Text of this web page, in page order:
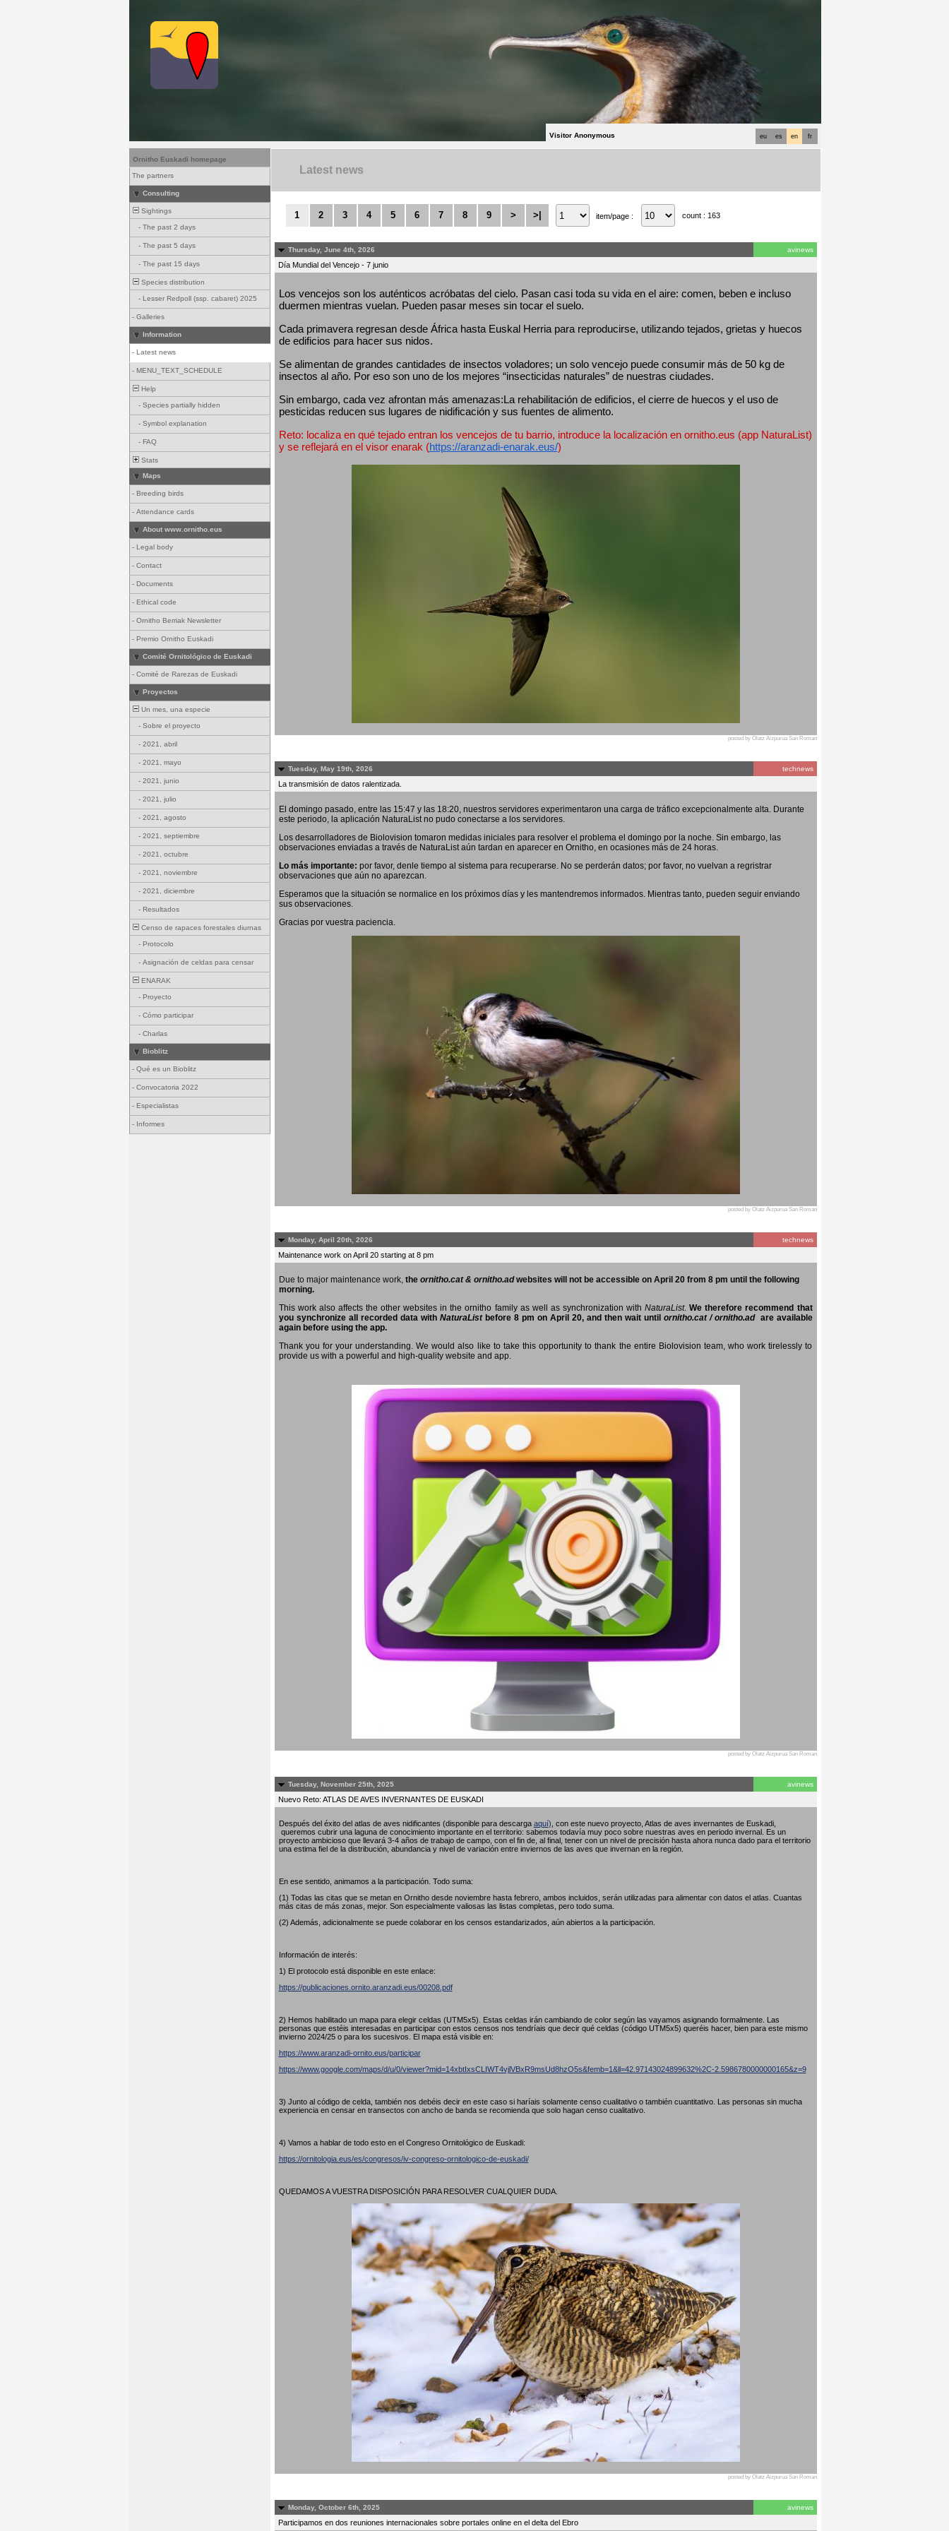
fr
en
es
eu
Visitor Anonymous
Ornitho Euskadi homepage
The partners
Consulting
Sightings
- The past 2 days
- The past 5 days
- The past 15 days
Species distribution
- Lesser Redpoll (ssp. cabaret) 2025
- Galleries
Information
- Latest news
- MENU_TEXT_SCHEDULE
Help
- Species partially hidden
- Symbol explanation
- FAQ
Stats
Maps
- Breeding birds
- Attendance cards
About www.ornitho.eus
- Legal body
- Contact
- Documents
- Ethical code
- Ornitho Berriak Newsletter
- Premio Ornitho Euskadi
Comité Ornitológico de Euskadi
- Comité de Rarezas de Euskadi
Proyectos
Un mes, una especie
- Sobre el proyecto
- 2021, abril
- 2021, mayo
- 2021, junio
- 2021, julio
- 2021, agosto
- 2021, septiembre
- 2021, octubre
- 2021, noviembre
- 2021, diciembre
- Resultados
Censo de rapaces forestales diurnas
- Protocolo
- Asignación de celdas para censar
ENARAK
- Proyecto
- Cómo participar
- Charlas
Bioblitz
- Qué es un Bioblitz
- Convocatoria 2022
- Especialistas
- Informes
Latest news
1 2 3 4 5 6 7 8 9 > >| item/page : count : 163
Thursday, June 4th, 2026 avinews
Día Mundial del Vencejo - 7 junio
Los vencejos son los auténticos acróbatas del cielo. Pasan casi toda su vida en el aire: comen, beben e incluso
duermen mientras vuelan. Pueden pasar meses sin tocar el suelo.
Cada primavera regresan desde África hasta Euskal Herria para reproducirse, utilizando tejados, grietas y huecos
de edificios para hacer sus nidos.
Se alimentan de grandes cantidades de insectos voladores; un solo vencejo puede consumir más de 50 kg de
insectos al año. Por eso son uno de los mejores “insecticidas naturales” de nuestras ciudades.
Sin embargo, cada vez afrontan más amenazas:La rehabilitación de edificios, el cierre de huecos y el uso de
pesticidas reducen sus lugares de nidificación y sus fuentes de alimento.
Reto: localiza en qué tejado entran los vencejos de tu barrio, introduce la localización en ornitho.eus (app NaturaList)
y se reflejará en el visor enarak (https://aranzadi-enarak.eus/)
posted by Olatz Aizpurua San Roman
Tuesday, May 19th, 2026 technews
La transmisión de datos ralentizada.
El domingo pasado, entre las 15:47 y las 18:20, nuestros servidores experimentaron una carga de tráfico excepcionalmente alta. Durante
este periodo, la aplicación NaturaList no pudo conectarse a los servidores.
Los desarrolladores de Biolovision tomaron medidas iniciales para resolver el problema el domingo por la noche. Sin embargo, las
observaciones enviadas a través de NaturaList aún tardan en aparecer en Ornitho, en ocasiones más de 24 horas.
Lo más importante: por favor, denle tiempo al sistema para recuperarse. No se perderán datos; por favor, no vuelvan a regristrar
observaciones que aún no aparezcan.
Esperamos que la situación se normalice en los próximos días y les mantendremos informados. Mientras tanto, pueden seguir enviando
sus observaciones.
Gracias por vuestra paciencia.
posted by Olatz Aizpurua San Roman
Monday, April 20th, 2026 technews
Maintenance work on April 20 starting at 8 pm
Due to major maintenance work, the ornitho.cat & ornitho.adwebsites will not be accessible on April 20 from 8 pm until the following
morning.
This work also affects the other websites in the ornitho family as well as synchronization withNaturaList.We therefore recommend that
you synchronize all recorded data with NaturaList before 8 pm on April 20, and then wait until ornitho.cat / ornitho.ad are available
again before using the app.
Thank you for your understanding. We would also like to take this opportunity to thank the entire Biolovision team, who work tirelessly to
provide us with a powerful and high-quality website and app.
posted by Olatz Aizpurua San Roman
Tuesday, November 25th, 2025 avinews
Nuevo Reto: ATLAS DE AVES INVERNANTES DE EUSKADI
Después del éxito del atlas de aves nidificantes (disponible para descarga aquí) , con este nuevo proyecto, Atlas de aves invernantes de Euskadi,
queremos cubrir una laguna de conocimiento importante en el territorio: sabemos todavía muy poco sobre nuestras aves en periodo invernal. Es un
proyecto ambicioso que llevará 3-4 años de trabajo de campo, con el fin de, al final, tener con un nivel de precisión hasta ahora nunca dado para el territorio
una estima fiel de la distribución, abundancia y nivel de variación entre inviernos de las aves que invernan en la región.
En ese sentido, animamos a la participación. Todo suma:
(1) Todas las citas que se metan en Ornitho desde noviembre hasta febrero, ambos incluidos, serán utilizadas para alimentar con datos el atlas. Cuantas
más citas de más zonas, mejor. Son especialmente valiosas las listas completas, pero todo suma.
(2) Además, adicionalmente se puede colaborar en los censos estandarizados, aún abiertos a la participación.
Información de interés:
1) El protocolo está disponible en este enlace:
https://publicaciones.ornito.aranzadi.eus/00208.pdf
2) Hemos habilitado un mapa para elegir celdas (UTM5x5). Estas celdas irán cambiando de color según las vayamos asignando formalmente. Las
personas que estéis interesadas en participar con estos censos nos tendríais que decir qué celdas (código UTM5x5) queréis hacer, bien para este mismo
invierno 2024/25 o para los sucesivos. El mapa está visible en:
https://www.aranzadi-ornito.eus/participar
https://www.google.com/maps/d/u/0/viewer?mid=14xbtIxsCLIWT4vjlVBxR9msUd8hzO5s&femb=1&ll=42.97143024899632%2C-2.5986780000000165&z=9
3) Junto al código de celda, también nos debéis decir en este caso si haríais solamente censo cualitativo o también cuantitativo. Las personas sin mucha
experiencia en censar en transectos con ancho de banda se recomienda que solo hagan censo cualitativo.
4) Vamos a hablar de todo esto en el Congreso Ornitológico de Euskadi:
https://ornitologia.eus/es/congresos/iv-congreso-ornitologico-de-euskadi/
QUEDAMOS A VUESTRA DISPOSICIÓN PARA RESOLVER CUALQUIER DUDA.
posted by Olatz Aizpurua San Roman
Monday, October 6th, 2025 avinews
Participamos en dos reuniones internacionales sobre portales online en el delta del Ebro